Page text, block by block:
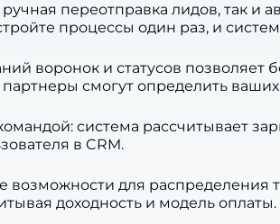
ручная переотправка лидов, так и
процессы один раз, и
воронок и статусов позволяет
партнеры смогут определить
система рассчитывает
в CRM.
возможности для распределения
доходность и модель оплаты.